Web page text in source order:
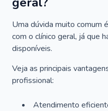
Uma dúvida muito comum
com o clínico geral, já que
disponíveis.
Veja as principais
profissional:
Atendimento